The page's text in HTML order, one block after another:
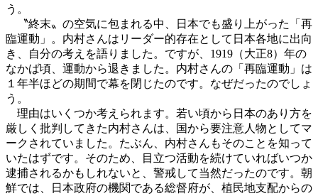
う。
〝終末〟の空気に包まれる中、日本でも盛り上がった「再
臨運動」。内村さんはリーダー的存在として日本各地に出向
き、自分の考えを語りました。ですが、1919（大正8）年の
なかば頃、運動から退きました。内村さんの「再臨運動」は
１年半ほどの期間で幕を閉じたのです。なぜだったのでしょ
う。
理由はいくつか考えられます。若い頃から日本のあり方を
厳しく批判してきた内村さんは、国から要注意人物としてマ
ークされていました。たぶん、内村さんもそのことを知って
いたはずです。そのため、目立つ活動を続けていればいつか
逮捕されるかもしれないと、警戒して当然だったのです。朝
鮮では、日本政府の機関である総督府が、植民地支配からの